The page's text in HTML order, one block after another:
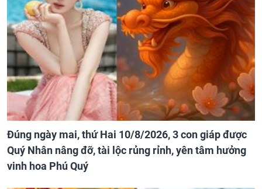
Đúng ngày mai, thứ Hai 10/8/2026, 3 con giáp được
Quý Nhân nâng đỡ, tài lộc rủng rỉnh, yên tâm hưởng
vinh hoa Phú Quý